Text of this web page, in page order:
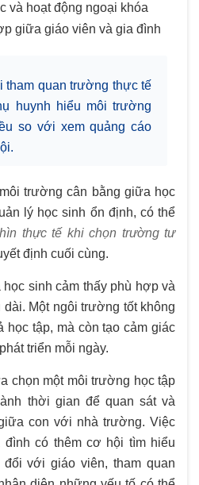
và hoạt động ngoại khóa
giữa giáo viên và gia đình
tham quan trường thực tế
huynh hiểu môi trường
so với xem quảng cáo
trường cân bằng giữa học
lý học sinh ổn định, có thể
thực tế khi chọn trường tư
định cuối cùng.
sinh cảm thấy phù hợp và
Một ngôi trường tốt không
học tập, mà còn tạo cảm giác
triển mỗi ngày.
chọn một môi trường học tập
thời gian để quan sát và
con với nhà trường. Việc
có thêm cơ hội tìm hiểu
với giáo viên, tham quan